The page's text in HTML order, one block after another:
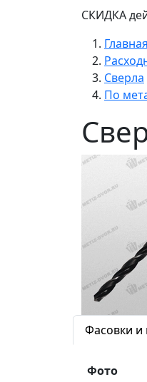
СКИДКА
Главная
Сверла
По
Фасовки и
Фото